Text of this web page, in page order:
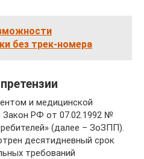
без трек-номера
и медицинской
Закон РФ от 07.02.1992 №
(далее – ЗоЗПП).
десятидневный срок
требований